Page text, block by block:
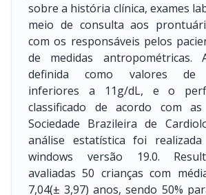
sobre a história clínica, exames
meio de consulta aos
com os responsáveis pelos
de medidas antropométricas.
definida como valores de
inferiores a 11g/dL, e o
classificado de acordo com
Sociedade Brazileira de
análise estatística foi
windows versão 19.0.
avaliadas 50 crianças com
7,04(± 3,97) anos, sendo 50%